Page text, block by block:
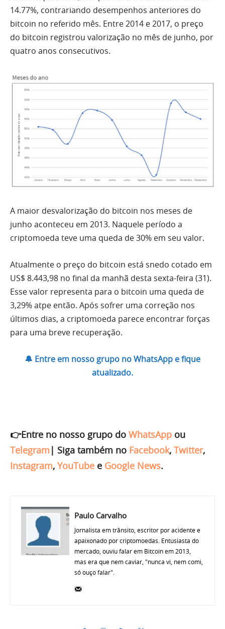
14.77%, contrariando desempenhos anteriores do
bitcoin no referido mês. Entre 2014 e 2017, o preço
do bitcoin registrou valorização no mês de junho, por
quatro anos consecutivos.
A maior desvalorização do bitcoin nos meses de
junho aconteceu em 2013. Naquele período a
criptomoeda teve uma queda de 30% em seu valor.
Atualmente o preço do bitcoin está snedo cotado em
US$ 8.443,98 no final da manhã desta sexta-feira (31).
Esse valor representa para o bitcoin uma queda de
3,29% atpe então. Após sofrer uma correção nos
últimos dias, a criptomoeda parece encontrar forças
para uma breve recuperação.
🔔 Entre em nosso grupo no WhatsApp e fique
atualizado.
👉Entre no nosso grupo do WhatsApp ou
Telegram | Siga também no Facebook, Twitter,
Instagram, YouTube e Google News.
Paulo Carvalho
Jornalista em trânsito, escritor por acidente e
apaixonado por criptomoedas. Entusiasta do
mercado, ouviu falar em Bitcoin em 2013,
mas era que nem caviar, "nunca vi, nem comi,
só ouço falar".